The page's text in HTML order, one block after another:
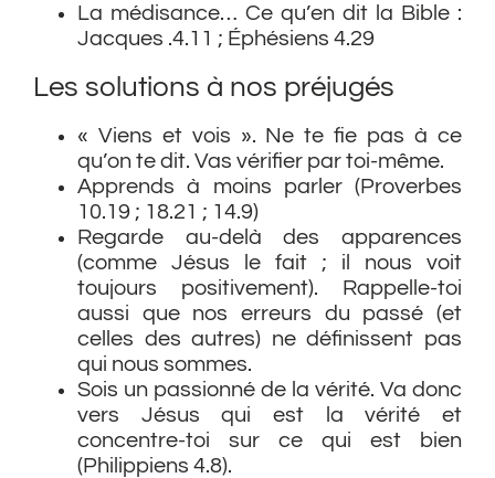
La médisance… Ce qu’en dit la Bible :
Jacques .4.11 ; Éphésiens 4.29
Les solutions à nos préjugés
« Viens et vois ». Ne te fie pas à ce
qu’on te dit. Vas vérifier par toi-même.
Apprends à moins parler (Proverbes
10.19 ; 18.21 ; 14.9)
Regarde au-delà des apparences
(comme Jésus le fait ; il nous voit
toujours positivement). Rappelle-toi
aussi que nos erreurs du passé (et
celles des autres) ne définissent pas
qui nous sommes.
Sois un passionné de la vérité. Va donc
vers Jésus qui est la vérité et
concentre-toi sur ce qui est bien
(Philippiens 4.8).